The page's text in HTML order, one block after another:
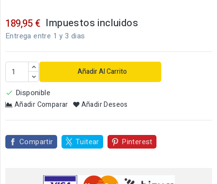
189,95 € Impuestos incluidos
Entrega entre 1 y 3 dias
Añadir Al Carrito
 Disponible
Añadir Comparar Añadir Deseos
Compartir Tuitear Pinterest